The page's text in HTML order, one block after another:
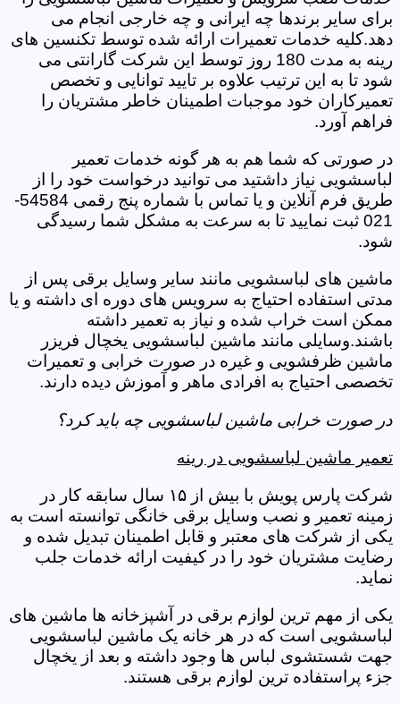
برای سایر برندها چه ایرانی و چه خارجی انجام می
دهد.کلیه خدمات تعمیرات ارائه شده توسط تکنسین های
رینه به مدت 180 روز توسط این شرکت گارانتی می
شود تا به این ترتیب علاوه بر تایید توانایی و تخصص
تعمیرکاران خود موجبات اطمینان خاطر مشتریان را
فراهم آورد.
در صورتی که شما هم به هر گونه خدمات تعمیر
لباسشویی نیاز داشتید می توانید درخواست خود را از
طریق فرم آنلاین و یا تماس با شماره پنج رقمی 54584-
021 ثبت نمایید تا به سرعت به مشکل شما رسیدگی
شود.
ماشین های لباسشویی مانند سایر وسایل برقی پس از
مدتی استفاده احتیاج به سرویس های دوره ای داشته و یا
ممکن است خراب شده و نیاز به تعمیر داشته
باشند.وسایلی مانند ماشین لباسشویی یخچال فریزر
ماشین ظرفشویی و غیره در صورت خرابی و تعمیرات
تخصصی احتیاج به افرادی ماهر و آموزش دیده دارند.
در صورت خرابی ماشین لباسشویی چه باید کرد؟
تعمیر ماشین لباسشویی در رینه
شرکت پارس پویش با بیش از ۱۵ سال سابقه کار در
زمینه تعمیر و نصب وسایل برقی خانگی توانسته است به
یکی از شرکت های معتبر و قابل اطمینان تبدیل شده و
رضایت مشتریان خود را در کیفیت ارائه خدمات جلب
نماید.
یکی از مهم ترین لوازم برقی در آشپزخانه ها ماشین های
لباسشویی است که در هر خانه یک ماشین لباسشویی
جهت شستشوی لباس ها وجود داشته و بعد از یخچال
جزء پراستفاده ترین لوازم برقی هستند.